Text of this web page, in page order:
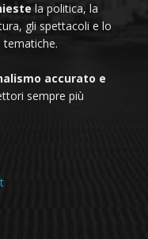
la politica, la
gli spettacoli e lo
tematiche.
accurato e
sempre più